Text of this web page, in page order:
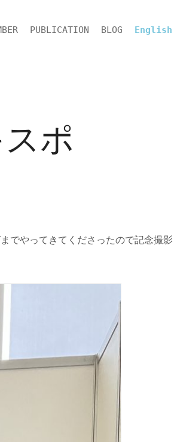
PUBLICATION BLOG English
ポ
でやってきてくださったので記念撮影